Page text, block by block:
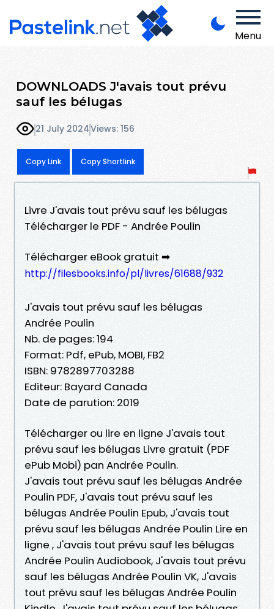
Menu
DOWNLOADS J'avais tout prévu
sauf les bélugas
21 July 2024Views: 156
Copy Link Copy Shortlink
Livre J'avais tout prévu sauf les bélugas
Télécharger le PDF - Andrée Poulin
Télécharger eBook gratuit ➡
http://filesbooks.info/pl/livres/61688/932
J'avais tout prévu sauf les bélugas
Andrée Poulin
Nb. de pages: 194
Format: Pdf, ePub, MOBI, FB2
ISBN: 9782897703288
Editeur: Bayard Canada
Date de parution: 2019
Télécharger ou lire en ligne J'avais tout
prévu sauf les bélugas Livre gratuit (PDF
ePub Mobi) pan Andrée Poulin.
J'avais tout prévu sauf les bélugas Andrée
Poulin PDF, J'avais tout prévu sauf les
bélugas Andrée Poulin Epub, J'avais tout
prévu sauf les bélugas Andrée Poulin Lire en
ligne , J'avais tout prévu sauf les bélugas
Andrée Poulin Audiobook, J'avais tout prévu
sauf les bélugas Andrée Poulin VK, J'avais
tout prévu sauf les bélugas Andrée Poulin